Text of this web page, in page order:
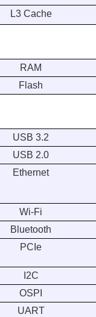
L3 Cache
RAM
Flash
USB 3.2
USB 2.0
Ethernet
Wi-Fi
Bluetooth
PCIe
I2C
OSPI
UART